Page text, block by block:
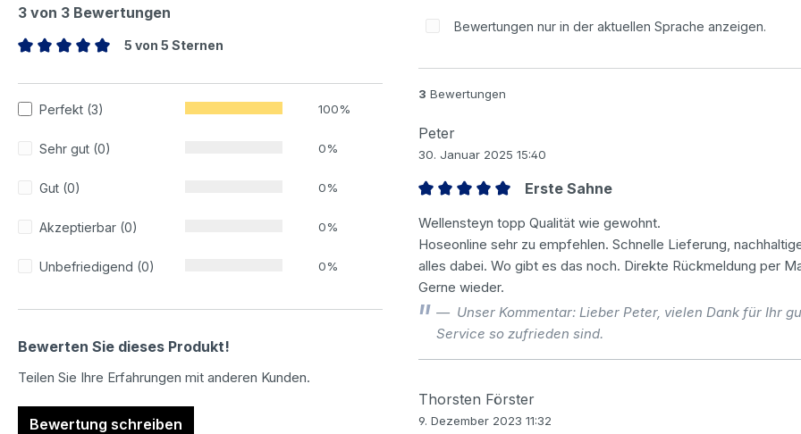
3 von 3 Bewertungen
5 von 5 Sternen
Perfekt (3) 100%
Sehr gut (0) 0%
Gut (0) 0%
Akzeptierbar (0) 0%
Unbefriedigend (0) 0%
Bewerten Sie dieses Produkt!
Teilen Sie Ihre Erfahrungen mit anderen Kunden.
Bewertung schreiben
Bewertungen nur in der aktuellen Sprache anzeigen.
3 Bewertungen
Peter
30. Januar 2025 15:40
Erste Sahne
Wellensteyn topp Qualität wie gewohnt.
Hoseonline sehr zu empfehlen. Schnelle Lieferung,
alles dabei. Wo gibt es das noch. Direkte Rückmeldung per
Gerne wieder.
Unser Kommentar: Lieber Peter, vielen Dank für Ihr
Service so zufrieden sind.
Thorsten Förster
9. Dezember 2023 11:32